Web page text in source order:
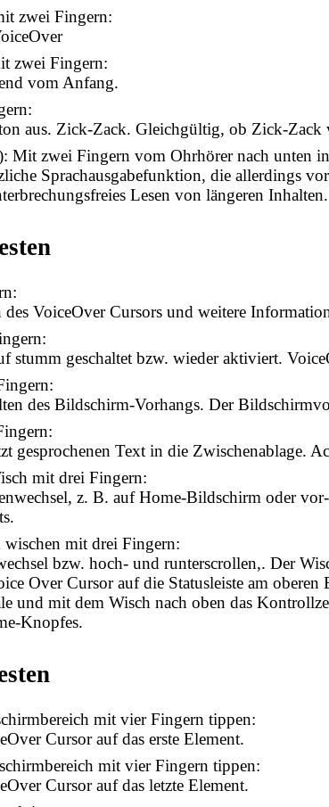
zwei Fingern:
zwei Fingern:
vom Anfang.
aus. Zick-Zack. Gleichgültig, ob Zick-Zack
Mit zwei Fingern vom Ohrhörer nach unten
Sprachausgabefunktion, die allerdings
Lesen von längeren Inhalten.
VoiceOver Cursors und weitere
stumm geschaltet bzw. wieder aktiviert.
des Bildschirm-Vorhangs. Der
gesprochenen Text in die Zwischenablage.
mit drei Fingern:
z. B. auf Home-Bildschirm oder
wischen mit drei Fingern:
bzw. hoch- und runterscrollen,. Der
Over Cursor auf die Statusleiste am
und mit dem Wisch nach oben das
Knopfes.
mit vier Fingern tippen:
Cursor auf das erste Element.
mit vier Fingern tippen:
Cursor auf das letzte Element.